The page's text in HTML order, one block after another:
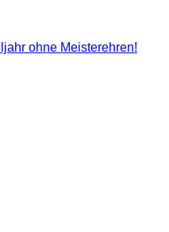
ohne Meisterehren!